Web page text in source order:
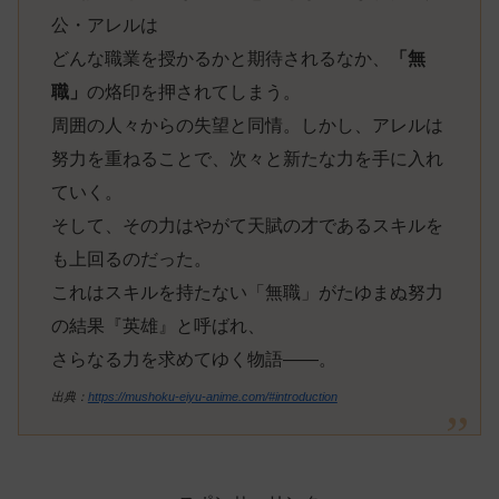
公・アレルは
どんな職業を授かるかと期待されるなか、
「無
職」 の烙印を押されてしまう。
周囲の人々からの失望と同情。しかし、アレルは
努力を重ねることで、次々と新たな力を手に入れ
ていく。
そして、その力はやがて天賦の才であるスキルを
も上回るのだった。
これはスキルを持たない「無職」がたゆまぬ努力
の結果『英雄』と呼ばれ、
さらなる力を求めてゆく物語――。
出典： https://mushoku-eiyu-anime.com/#introduction